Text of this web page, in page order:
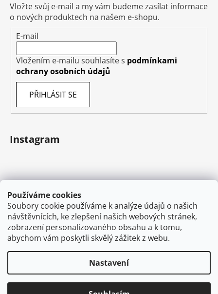
Používáme cookies
Soubory cookie používáme k analýze údajů o našich
návštěvnících, ke zlepšení našich webových stránek,
zobrazení personalizovaného obsahu a k tomu,
abychom vám poskytli skvělý zážitek z webu.
Nastavení
Vložte svůj e-mail a my vám budeme zasílat informace
o nových produktech na našem e-shopu.
E-mail
Vložením e-mailu souhlasíte s podmínkami
ochrany osobních údajů
PŘIHLÁSIT SE
Instagram
Sledovat na Instagramu